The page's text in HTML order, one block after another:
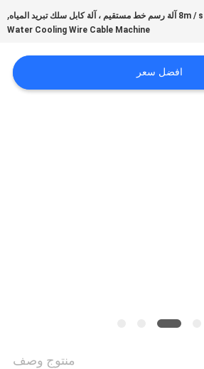
8m / s آلة رسم خط مستقيم ، آلة كابل سلك تبريد المياه ,
Water Cooling Wire Cable Machine
افضل سعر
منتوج وصف